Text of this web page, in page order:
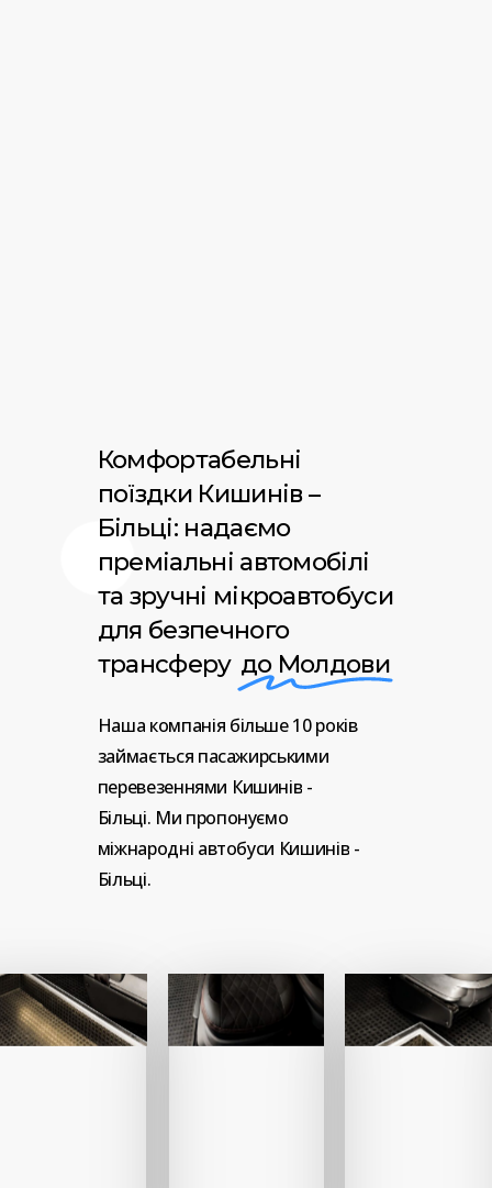
Комфортабельні
поїздки Кишинів –
Більці: надаємо
преміальні автомобілі
та зручні мікроавтобуси
для безпечного
трансферу до Молдови
Наша компанія більше10років
займається пасажирськими
перевезеннями Кишинів -
Більці. Ми пропонуємо
міжнародні автобуси Кишинів -
Більці.